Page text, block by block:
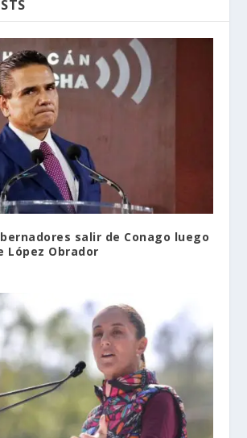
salir de Conago luego
López Obrador